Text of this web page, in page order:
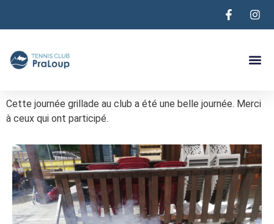
Cette journée grillade au club a été une belle journée. Merci
à ceux qui ont participé.